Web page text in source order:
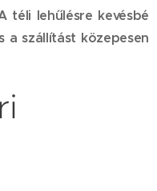
téli lehűlésre kevésbé
a szállítást közepesen